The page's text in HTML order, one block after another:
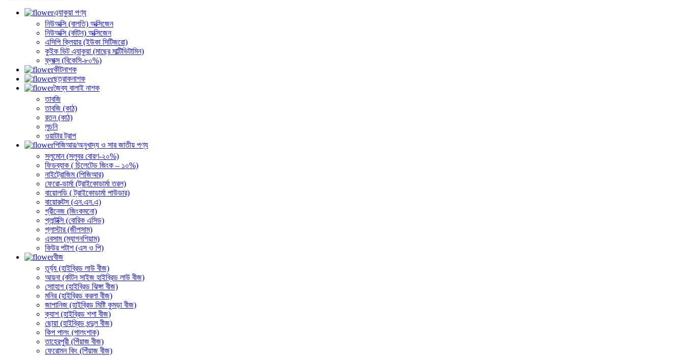
এ্যাকুয়া পণ্য
নিউঅক্সি (বালতি) অক্সিজেন
নিউঅক্সি (র্কাটন) অক্সিজেন
এসিপি ক্লিয়ার (ইউকা সিটিজরো)
কুইক ভিট এ্যাকুয়া (মাছের মাল্টিভিটামিন)
ফ্লাক্স (বিকেসি-৮০%)
কীটনাশক
ছত্রাকনাশক
জৈব্য বালাই নাশক
তাবজি
তাবজি (কাঠ)
রতন (কাঠ)
লুচনি
ওয়াটার ট্রাপ
পিজিআর/অনুখাদ্য ও সার জাতীয় পণ্য
সলুমোন (সলুবর বোরণ-২০%)
ফিডব্যাক ( চিলেটেড জিংক – ১০%)
নাইট্রোজিম (পিজিআর)
ফেরো-ডার্মা (ট্রাইকোডার্মা তরল)
বায়োলডি ( ট্রাইকোডার্মা পাউডার)
বায়োরুটস (এন.এন.এ)
গ্রীনেজ (জিংকমনো)
প্লান্টক্সি (বোরিক এসিড)
প্লাস্টার (জীপসাম)
এবসাম (ম্যাগনশিয়াম)
কিউর পটাশ (এস ও পি)
বীজ
তূর্য্য (হাইব্রিড লাউ বীজ)
আয়না (র্কাটন সাইজ হাইব্রিড লাউ বীজ)
সোাহাগ (হাইব্রিড ঝিঙ্গা বীজ)
মনির (হাইব্রিড করলা বীজ)
জাপানিজ (হাইব্রিড মিষ্টি কুমড়া বীজ)
ক্যাশ (হাইব্রিড শশা বীজ)
ছোয়া (হাইব্রিড ধন্দুল বীজ)
কিপ পালং (পালংশাক)
তাহেরপুরী (পিঁয়াজ বীজ)
ফেরোমন কিং (পিঁয়াজ বীজ)